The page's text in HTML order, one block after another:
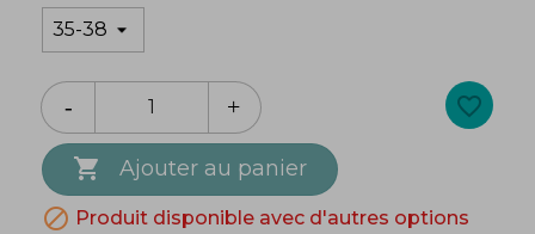
 Ajouter au panier
favorite_border
 Produit disponible avec d'autres options